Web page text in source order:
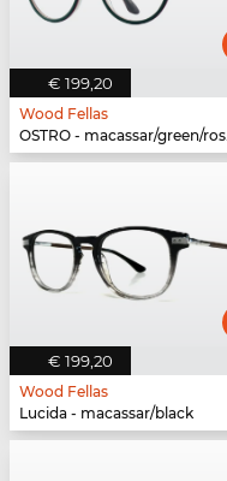
€ 199,20
Wood Fellas
OSTRO - macassar/green/rose gold
€ 199,20
Wood Fellas
Lucida - macassar/black